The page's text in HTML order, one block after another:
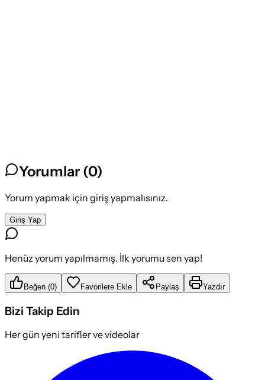
Yorumlar (0)
Yorum yapmak için giriş yapmalısınız.
Giriş Yap
Henüz yorum yapılmamış. İlk yorumu sen yap!
Beğen (0) Favorilere Ekle Paylaş Yazdır
Bizi Takip Edin
Her gün yeni tarifler ve videolar